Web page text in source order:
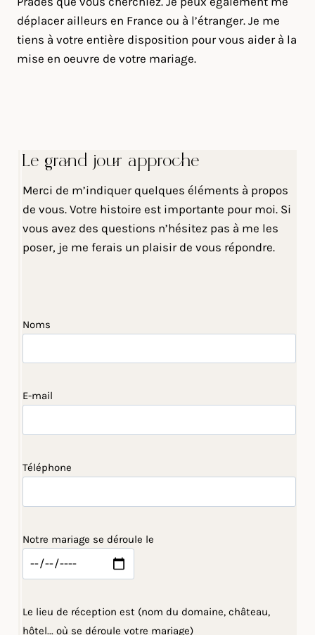
déplacer ailleurs en France ou à l’étranger. Je me
tiens à votre entière disposition pour vous aider à la
mise en oeuvre de votre mariage.
Le grand jour approche
Merci de m’indiquer quelques éléments à propos
de vous. Votre histoire est importante pour moi. Si
vous avez des questions n’hésitez pas à me les
poser, je me ferais un plaisir de vous répondre.
Noms
E-mail
Téléphone
Notre mariage se déroule le
Le lieu de réception est (nom du domaine, château,
hôtel... où se déroule votre mariage)